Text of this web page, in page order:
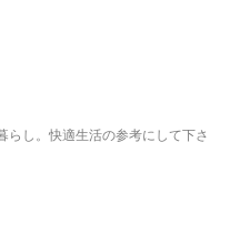
らし。快適生活の参考にして下さ